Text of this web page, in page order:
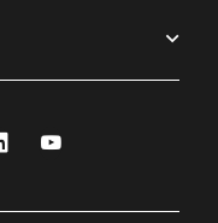
nueva
ventana nueva
Linkedin
una ventana nueva
Abre una ventana